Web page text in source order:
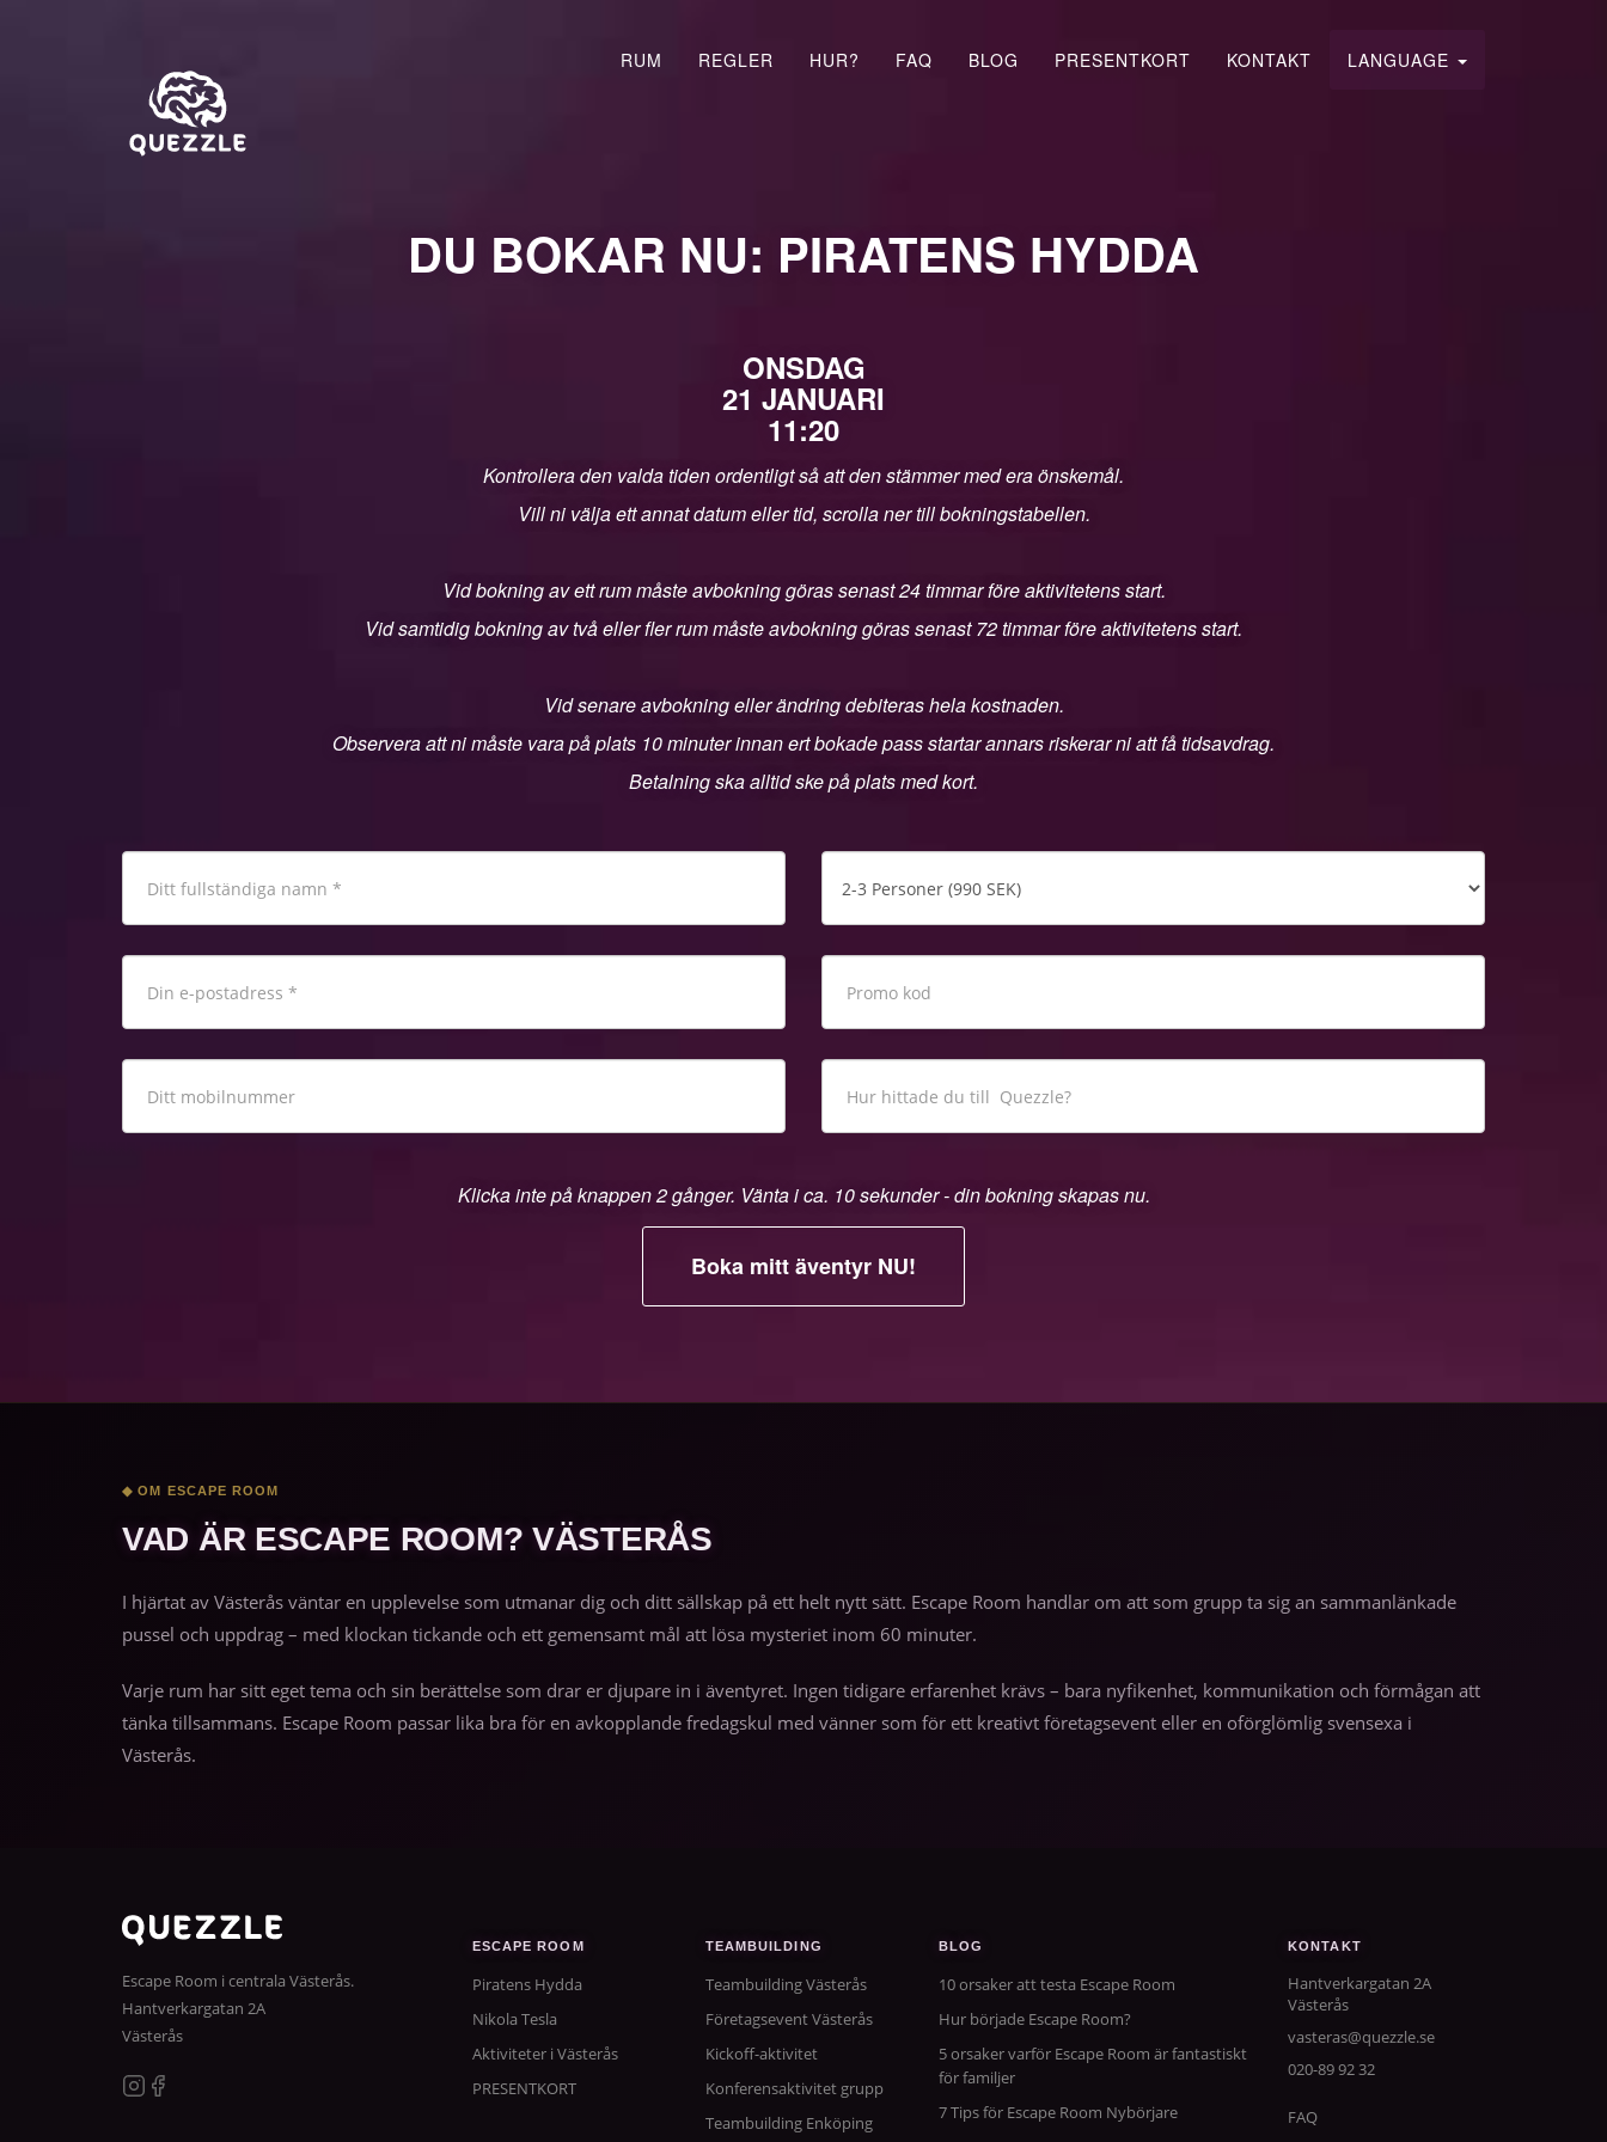
RUM REGLER HUR? FAQ BLOG PRESENTKORT KONTAKT LANGUAGE
DU BOKAR NU: PIRATENS HYDDA
ONSDAG
21 JANUARI
11:20
Kontrollera den valda tiden ordentligt så att den stämmer med era önskemål.
Vill ni välja ett annat datum eller tid, scrolla ner till bokningstabellen.
Vid bokning av ett rum måste avbokning göras senast 24 timmar före aktivitetens start.
Vid samtidig bokning av två eller fler rum måste avbokning göras senast 72 timmar före aktivitetens start.
Vid senare avbokning eller ändring debiteras hela kostnaden.
Observera att ni måste vara på plats 10 minuter innan ert bokade pass startar annars riskerar ni att få tidsavdrag.
Betalning ska alltid ske på plats med kort.
Klicka inte på knappen 2 gånger. Vänta i ca. 10 sekunder - din bokning skapas nu.
◆ OM ESCAPE ROOM
VAD ÄR ESCAPE ROOM? VÄSTERÅS
I hjärtat av Västerås väntar en upplevelse som utmanar dig och ditt sällskap på ett helt nytt sätt. Escape Room handlar om att som grupp ta sig an sammanlänkade
pussel och uppdrag – med klockan tickande och ett gemensamt mål att lösa mysteriet inom 60 minuter.
Varje rum har sitt eget tema och sin berättelse som drar er djupare in i äventyret. Ingen tidigare erfarenhet krävs – bara nyfikenhet, kommunikation och förmågan att
tänka tillsammans. Escape Room passar lika bra för en avkopplande fredagskul med vänner som för ett kreativt företagsevent eller en oförglömlig svensexa i
Västerås.
Escape Room i centrala Västerås.
Hantverkargatan 2A
Västerås
ESCAPE ROOM
Piratens Hydda
Nikola Tesla
Aktiviteter i Västerås
PRESENTKORT
TEAMBUILDING
Teambuilding Västerås
Företagsevent Västerås
Kickoff-aktivitet
Konferensaktivitet grupp
Teambuilding Enköping
BLOG
10 orsaker att testa Escape Room
Hur började Escape Room?
5 orsaker varför Escape Room är fantastiskt
för familjer
7 Tips för Escape Room Nybörjare
KONTAKT
Hantverkargatan 2A
Västerås
vasteras@quezzle.se
020-89 92 32
FAQ